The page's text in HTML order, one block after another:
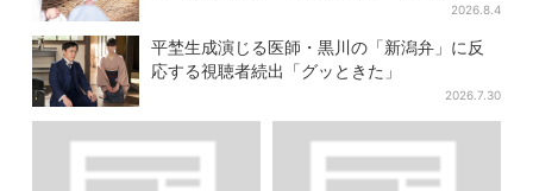
2026.8.4
平埜生成演じる医師・黒川の「新潟弁」に反
応する視聴者続出「グッときた」
2026.7.30